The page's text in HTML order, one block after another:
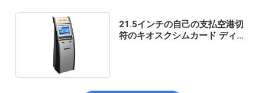
21.5インチの自己の支払空港切
符のキオスクシムカード ディス